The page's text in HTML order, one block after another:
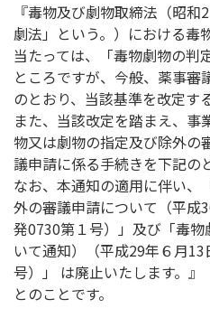
『毒物及び劇物取締法（昭
劇法」という。）における毒
当たっては、「毒物劇物の判
ところですが、今般、薬事
のとおり、当該基準を改定す
また、当該改定を踏まえ、
物又は劇物の指定及び除外の
議申請に係る手続きを下記の
なお、本通知の適用に伴い、
外の審議申請について（平成
発0730第１号）」及び「毒
いて通知）（平成29年６月
号）」 は廃止いたします。』
とのことです。